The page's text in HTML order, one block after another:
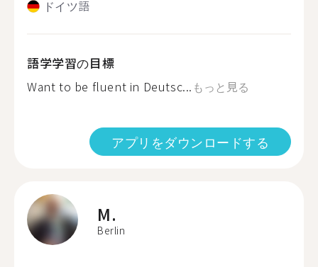
ドイツ語
語学学習の目標
Want to be fluent in Deutsc... もっと見る
アプリをダウンロードする
M.
Berlin